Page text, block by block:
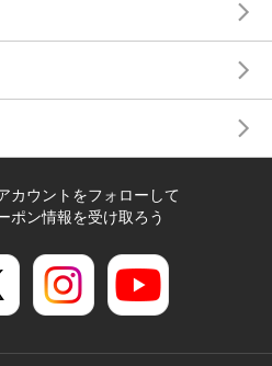
カウントをフォローして
ポン情報を受け取ろう